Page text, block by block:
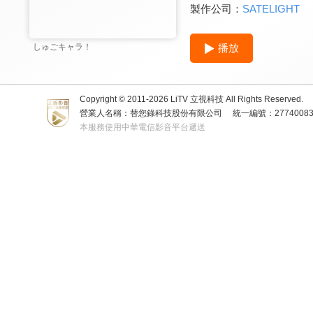
しゅごキャラ！
製作公司： SATELIGHT
播放
Copyright © 2011-2026 LiTV 立視科技 All Rights Reserved.
營業人名稱：替您錄科技股份有限公司
統一編號：
本服務使用中華電信影音平台遞送